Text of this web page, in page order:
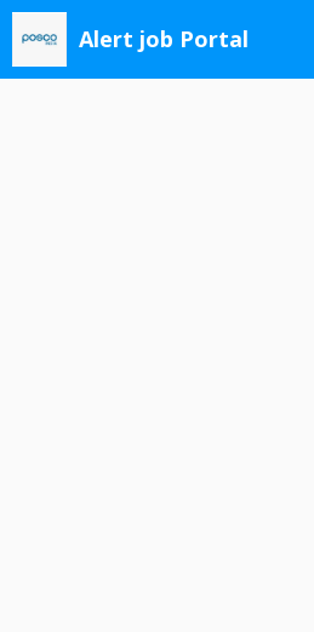
Skip
content
Alert job Portal